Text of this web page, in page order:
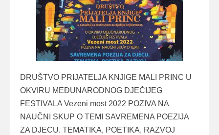
DRUŠTVO PRIJATELJA KNJIGE MALI PRINC U
OKVIRU MEĐUNARODNOG DJEČIJEG
FESTIVALA Vezeni most 2022 POZIVA NA
NAUČNI SKUP O TEMI SAVREMENA POEZIJA
ZA DJECU. TEMATIKA, POETIKA, RAZVOJ